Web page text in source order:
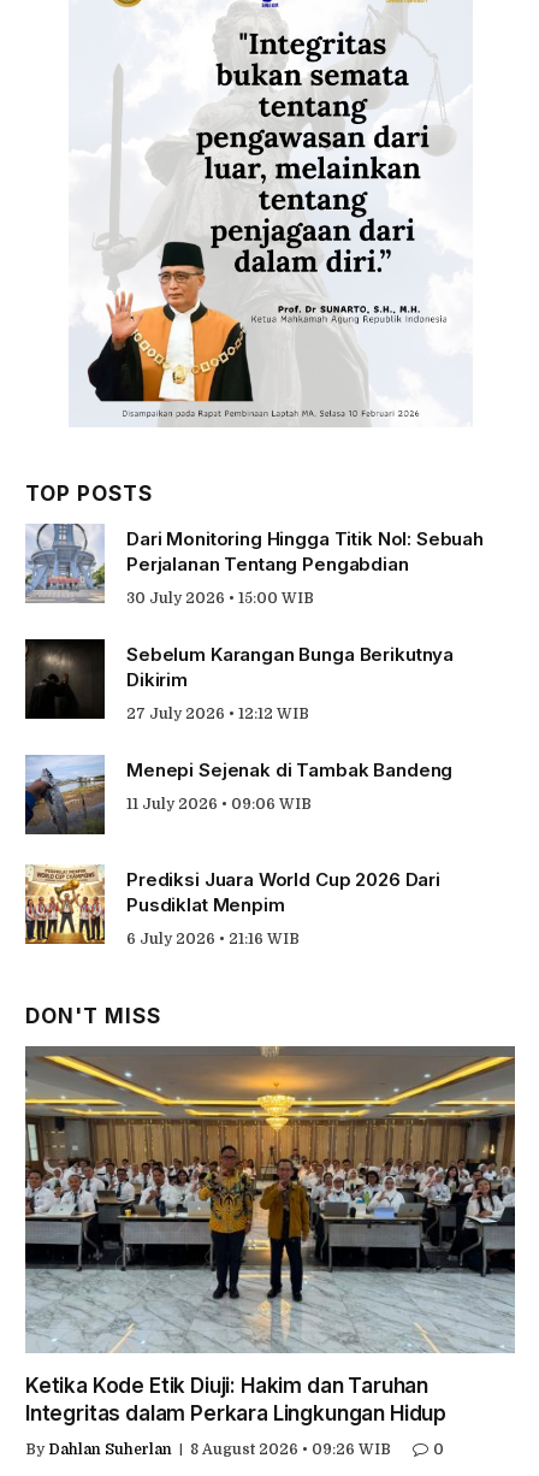
TOP POSTS
Dari Monitoring Hingga Titik Nol: Sebuah
Perjalanan Tentang Pengabdian
30 July 2026 • 15:00 WIB
Sebelum Karangan Bunga Berikutnya
Dikirim
27 July 2026 • 12:12 WIB
Menepi Sejenak di Tambak Bandeng
11 July 2026 • 09:06 WIB
Prediksi Juara World Cup 2026 Dari
Pusdiklat Menpim
6 July 2026 • 21:16 WIB
DON'T MISS
Ketika Kode Etik Diuji: Hakim dan Taruhan
Integritas dalam Perkara Lingkungan Hidup
By Dahlan Suherlan 8 August 2026 • 09:26 WIB 0